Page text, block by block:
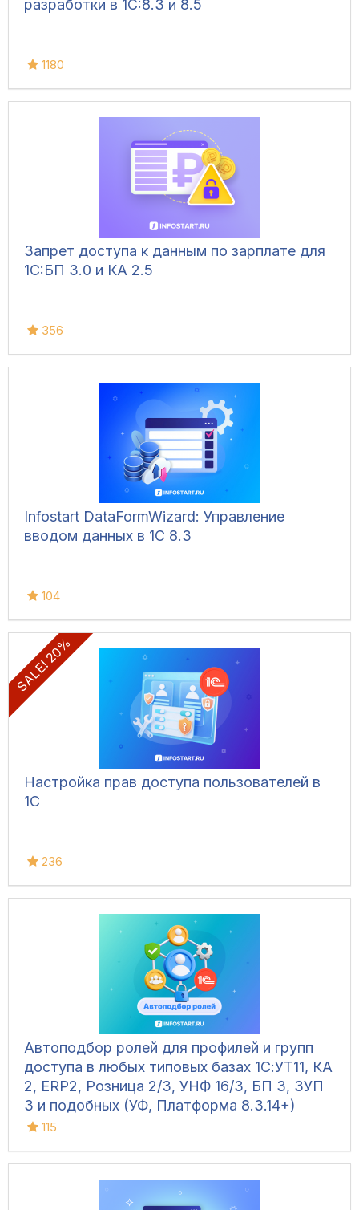
разработки в 1С:8.3 и 8.5
1180
Запрет доступа к данным по зарплате для
1C:БП 3.0 и КА 2.5
356
Infostart DataFormWizard: Управление
вводом данных в 1С 8.3
104
SALE! 20%
Настройка прав доступа пользователей в
1С
236
Автоподбор ролей для профилей и групп
доступа в любых типовых базах 1С:УТ11, КА
2, ERP2, Розница 2/3, УНФ 16/3, БП 3, ЗУП
3 и подобных (УФ, Платформа 8.3.14+)
115